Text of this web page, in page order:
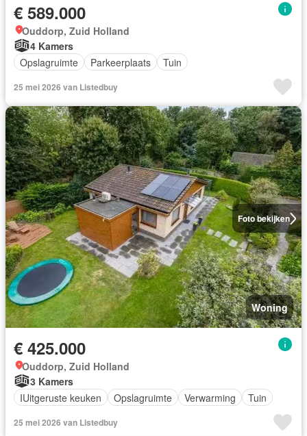
€ 589.000
Ouddorp, Zuid Holland
4 Kamers
Opslagruimte
Parkeerplaats Tuin
25 mei 2026 van Listedbuy
Foto bekijken
Woning
€ 425.000
Ouddorp, Zuid Holland
3 Kamers
IUitgeruste keuken
Opslagruimte Verwarming Tuin
25 mei 2026 van Listedbuy